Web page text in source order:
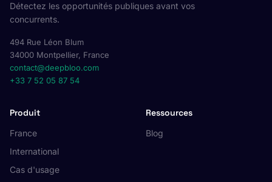
Détectez les opportunités publiques avant vos
concurrents.
494 Rue Léon Blum
34000 Montpellier, France
contact@deepbloo.com
+33 7 52 05 87 54
Produit
France
International
Cas d'usage
Ressources
Blog